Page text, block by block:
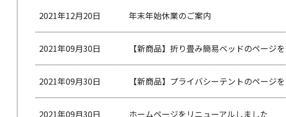
2021年12月20日 年末年始休業のご案内
2021年09月30日 【新商品】折り畳み簡易ベッドのページ
2021年09月30日 【新商品】プライバシーテントのページ
2021年09月30日 ホームページをリニューアルしました